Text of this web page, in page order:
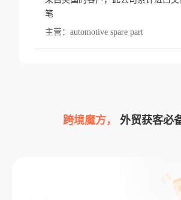
笔
主营： automotive spare part
跨境魔方， 外贸获客必